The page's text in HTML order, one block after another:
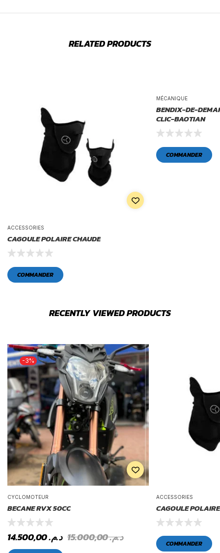
RELATED PRODUCTS
ACCESSORIES
CAGOULE POLAIRE CHAUDE
COMMANDER
MÉCANIQUE
BENDIX-DE-
CLIC-BAOTIAN
COMMANDER
RECENTLY VIEWED PRODUCTS
-3%
CYCLOMOTEUR
BECANE RVX 50CC
د.م.15.000,00 د.م.14.500,00
ACCESSORIES
CAGOULE
COMMANDER